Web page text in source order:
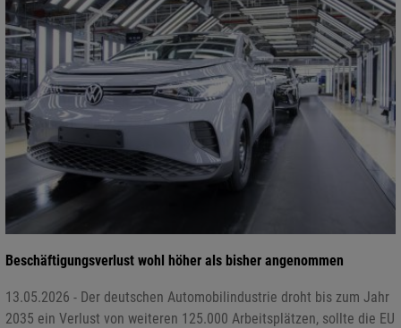
Beschäftigungsverlust wohl höher als bisher angenommen
13.05.2026 - Der deutschen Automobilindustrie droht bis zum Jahr
2035 ein Verlust von weiteren 125.000 Arbeitsplätzen, sollte die EU